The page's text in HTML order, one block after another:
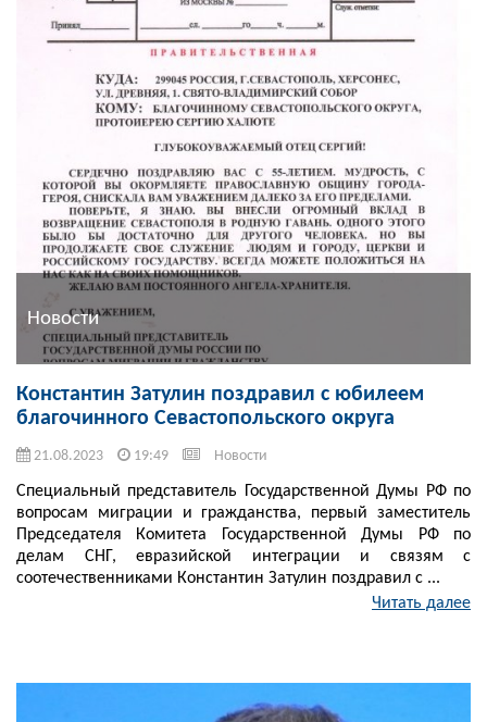
Новости
Константин Затулин поздравил с юбилеем
благочинного Севастопольского округа
21.08.2023 19:49 Новости
Специальный представитель Государственной Думы РФ по
вопросам миграции и гражданства, первый заместитель
Председателя Комитета Государственной Думы РФ по
делам СНГ, евразийской интеграции и связям с
соотечественниками Константин Затулин поздравил с ...
Читать далее